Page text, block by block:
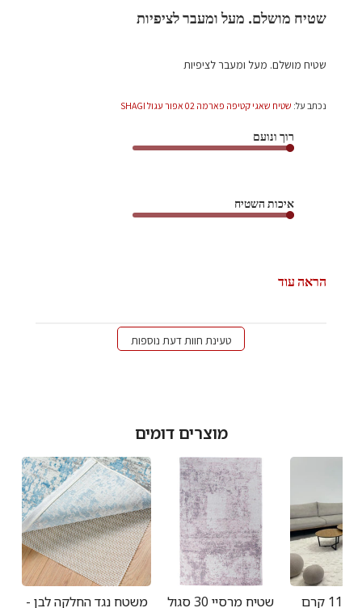
שטיח מושלם. מעל ומעבר לציפיות
שטיח מושלם. מעל ומעבר לציפיות
נכתב על: שטיח שאגי קטיפה פארמה 02 אפור עגול SHAGI
רוך ונועם
איכות השטיח
הראה עוד
טעינת חוות דעת נוספות
מוצרים דומים
משטח נגד החלקה לבן -
שטיח מרסיי 30 סגול
שטיח אטלס 11 קרם